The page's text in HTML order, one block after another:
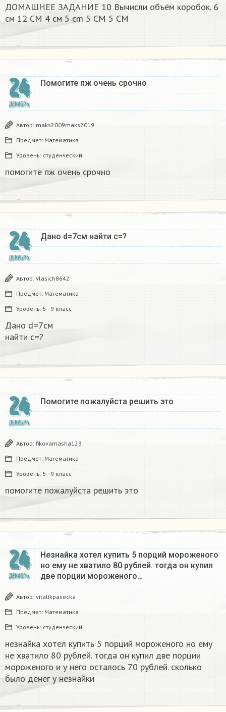
ДОМАШНЕЕ ЗАДАНИЕ 10 Вычисли объём коробок. 6
см 12 CM 4 см 5 cm 5 CM 5 CM​
24
ДЕКАБРЬ
Помогите пж очень срочно​
Автор: maks2009maks2019
Предмет: Математика
Уровень: студенческий
помогите пж очень срочно​
24
ДЕКАБРЬ
Дано d=7см найти с=?​
Автор: vlasich8642
Предмет: Математика
Уровень: 5 - 9 класс
Дано d=7см
найти с=?​
24
ДЕКАБРЬ
Помогите пожалуйста решить это
Автор: fikovamasha123
Предмет: Математика
Уровень: 5 - 9 класс
помогите пожалуйста решить это
24
ДЕКАБРЬ
Незнайка хотел купить 5 порций мороженого
но ему не хватило 80 рублей. тогда он купил
две порции мороженого…
Автор: vitalikpasecka
Предмет: Математика
Уровень: студенческий
незнайка хотел купить 5 порций мороженого но ему
не хватило 80 рублей. тогда он купил две порции
мороженого и у него осталось 70 рублей. сколько
было денег у незнайки